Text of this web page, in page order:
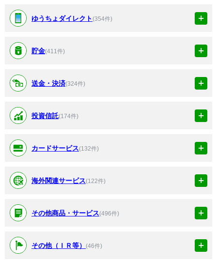
ゆうちょダイレクト(354件)
貯金(411件)
送金・決済(324件)
投資信託(174件)
カードサービス(132件)
海外関連サービス(122件)
その他商品・サービス(496件)
その他（ＩＲ等） (46件)